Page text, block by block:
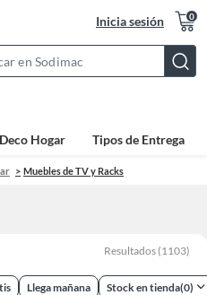
Inicia sesión 0
Bar
Deco Hogar Tipos de Entrega
Muebles de TV y Racks
Resultados (1103)
Llega mañana Stock en tienda(0)